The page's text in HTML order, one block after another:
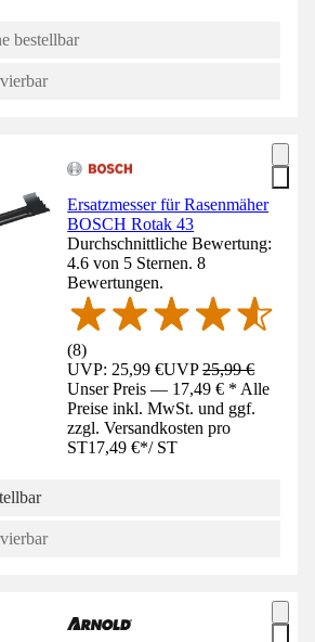
bestellbar
Ersatzmesser für Rasenmäher
BOSCH Rotak 43
Durchschnittliche Bewertung:
4.6 von 5 Sternen. 8
Bewertungen.
(8)
UVP: 25,99 €UVP25,99 €
Unser Preis — 17,49 € * Alle
Preise inkl. MwSt. und ggf.
zzgl. Versandkosten pro
ST17,49 €*/ ST